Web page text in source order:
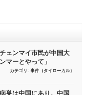
ェンマイ市民が中国大
マーとやって」
カテゴリ: 事件（タイローカル）
巣は中国にあり。中国